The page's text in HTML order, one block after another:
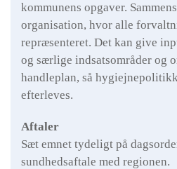
kommunens opgaver.
organisation, hvor alle
repræsenteret. Det kan give
og særlige indsatsområder og
handleplan, så
efterleves.
Aftaler
Sæt emnet tydeligt på
sundhedsaftale med regionen.